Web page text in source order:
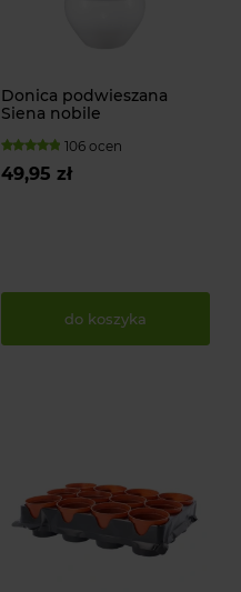
Donica podwieszana
Siena nobile
106 ocen
49,95 zł
do koszyka